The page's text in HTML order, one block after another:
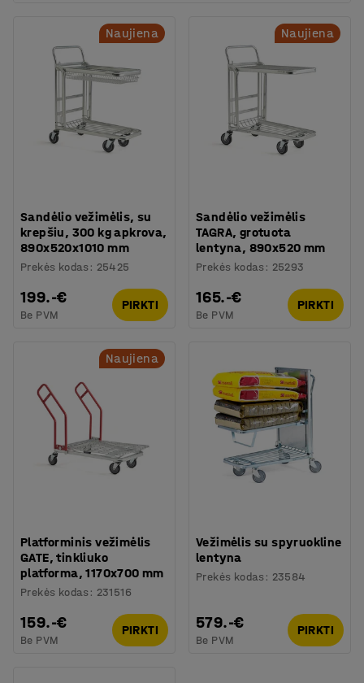
Naujiena
Sandėlio vežimėlis, su
krepšiu, 300 kg apkrova,
890x520x1010 mm
Prekės kodas : 25425
199.-€
Be PVM
PIRKTI
Naujiena
Sandėlio vežimėlis
TAGRA, grotuota
lentyna, 890x520 mm
Prekės kodas : 25293
165.-€
Be PVM
PIRKTI
Naujiena
Platforminis vežimėlis
GATE, tinkliuko
platforma, 1170x700 mm
Prekės kodas : 231516
159.-€
Be PVM
PIRKTI
Vežimėlis su spyruokline
lentyna
Prekės kodas : 23584
579.-€
Be PVM
PIRKTI